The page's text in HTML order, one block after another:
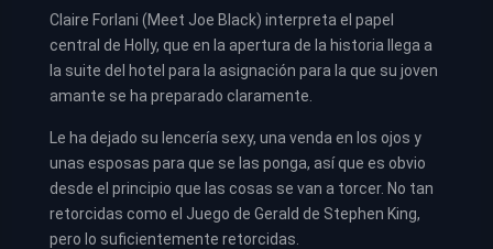
Claire Forlani (Meet Joe Black) interpreta el papel
central de Holly, que en la apertura de la historia llega a
la suite del hotel para la asignación para la que su joven
amante se ha preparado claramente.
Le ha dejado su lencería sexy, una venda en los ojos y
unas esposas para que se las ponga, así que es obvio
desde el principio que las cosas se van a torcer. No tan
retorcidas como el Juego de Gerald de Stephen King,
pero lo suficientemente retorcidas.